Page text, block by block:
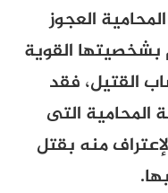
العجوز
بشخصيتها القوية
القتيل، فقد
التى
منه بقتل